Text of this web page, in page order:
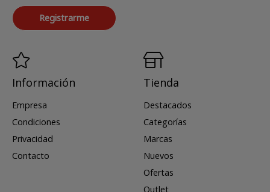
Registrarme
Información
Empresa
Condiciones
Privacidad
Contacto
Tienda
Destacados
Categorías
Marcas
Nuevos
Ofertas
Outlet